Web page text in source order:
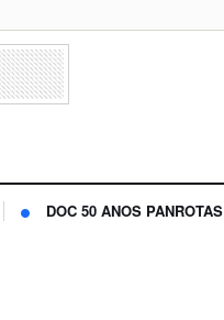
DOC 50 ANOS PANROTAS